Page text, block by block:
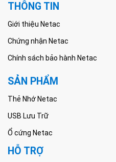
THÔNG TIN
Giới thiệu Netac
Chứng nhận Netac
Chính sách bảo hành Netac
SẢN PHẨM
Thẻ Nhớ Netac
USB Lưu Trữ
Ổ cứng Netac
HỖ TRỢ